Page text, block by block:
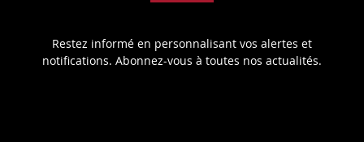
Restez informé en personnalisant vos alertes et
notifications. Abonnez-vous à toutes nos actualités.